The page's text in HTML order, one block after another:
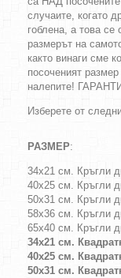
случаите, когато
гоблена, а това се
размерът на
както винаги сме
посоченият
налепите!
Изберете от
РАЗМЕР:
34х21 см. Кръгли
40х25 см. Кръгли
50х31 см. Кръгли
58х36 см. Кръгли
65х40 см. Кръгли
34х21 см.
40х25 см.
50х31 см.